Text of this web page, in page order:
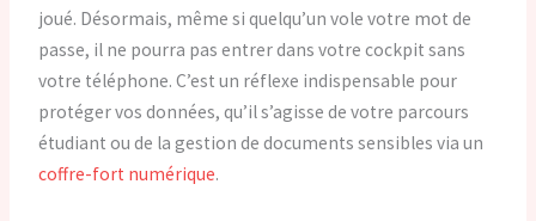
joué. Désormais, même si quelqu’un vole votre mot de
passe, il ne pourra pas entrer dans votre cockpit sans
votre téléphone. C’est un réflexe indispensable pour
protéger vos données, qu’il s’agisse de votre parcours
étudiant ou de la gestion de documents sensibles via un
coffre-fort numérique.